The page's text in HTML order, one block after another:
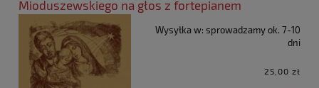
Mioduszewskiego na głos z fortepianem
Wysyłka w: sprowadzamy ok. 7-10
dni
25,00 zł